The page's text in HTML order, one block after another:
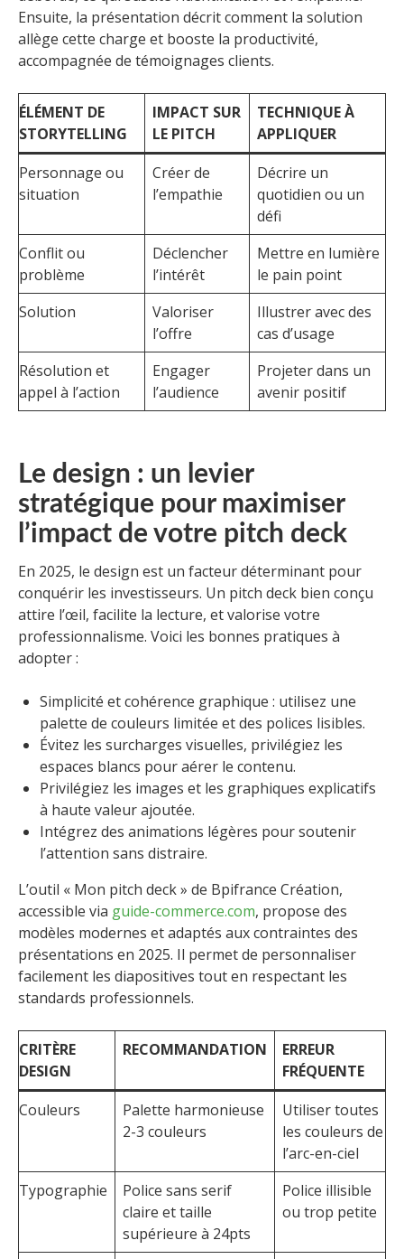
Ensuite, la présentation décrit comment la solution
allège cette charge et booste la productivité,
accompagnée de témoignages clients.
ÉLÉMENT DE
STORYTELLING
IMPACT SUR
LE PITCH
TECHNIQUE À
APPLIQUER
Personnage ou
situation
Créer de
l’empathie
Décrire un
quotidien ou un
défi
Conflit ou
problème
Déclencher
l’intérêt
Mettre en lumière
le pain point
Solution
Valoriser
l’offre
Illustrer avec des
cas d’usage
Résolution et
appel à l’action
Engager
l’audience
Projeter dans un
avenir positif
Le design : un levier
stratégique pour maximiser
l’impact de votre pitch deck
En 2025, le design est un facteur déterminant pour
conquérir les investisseurs. Un pitch deck bien conçu
attire l’œil, facilite la lecture, et valorise votre
professionnalisme. Voici les bonnes pratiques à
adopter :
Simplicité et cohérence graphique : utilisez une
palette de couleurs limitée et des polices lisibles.
Évitez les surcharges visuelles, privilégiez les
espaces blancs pour aérer le contenu.
Privilégiez les images et les graphiques explicatifs
à haute valeur ajoutée.
Intégrez des animations légères pour soutenir
l’attention sans distraire.
L’outil « Mon pitch deck » de Bpifrance Création,
accessible via guide-commerce.com, propose des
modèles modernes et adaptés aux contraintes des
présentations en 2025. Il permet de personnaliser
facilement les diapositives tout en respectant les
standards professionnels.
CRITÈRE
DESIGN
RECOMMANDATION
ERREUR
FRÉQUENTE
Couleurs
Palette harmonieuse
2-3 couleurs
Utiliser toutes
les couleurs de
l’arc-en-ciel
Typographie
Police sans serif
claire et taille
supérieure à 24pts
Police illisible
ou trop petite